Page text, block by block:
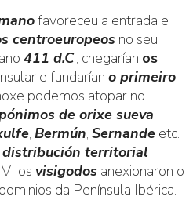
favoreceu a entrada e
centroeuropeos no seu
411 d.C., chegarían os
e fundarían o primeiro
podemos atopar no
de orixe sueva
, Bermún, Sernande etc.
distribución territorial
os visigodos anexionaron o
da Península Ibérica.